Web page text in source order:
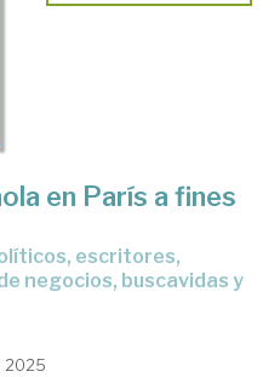
en París a fines
negocios, buscavidas y
2025